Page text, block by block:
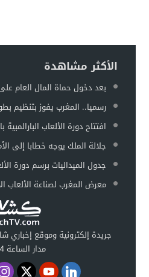
الأكثر مشاهدة
بعد دخول حماة المال العام
رسميا.. المغرب يفوز بتنظيم
افتتاح دورة الألعاب البارالمبية
جلالة الملك يوجه خطابا إلى
جدول الميداليات برسم دورة
معرض المغرب لصناعة الألعاب
جريدة إلكترونية وموقع
مدار الساعة 24/24